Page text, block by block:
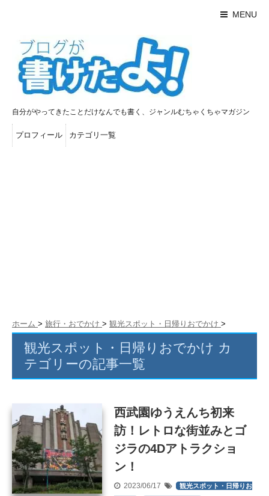
MENU
自分がやってきたことだけなんでも書く、ジャンルむちゃくちゃマガジン
プロフィール カテゴリ一覧
ホーム > 旅行・おでかけ > 観光スポット・日帰りおでかけ >
観光スポット・日帰りおでかけ カ
テゴリーの記事一覧
西武園ゆうえんち初来
訪！レトロな街並みとゴ
ジラの4Dアトラクショ
ン！
2023/06/17
観光スポット・日帰りお